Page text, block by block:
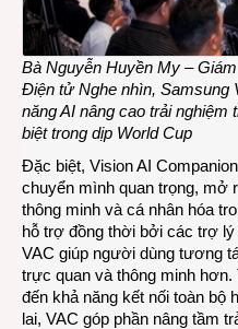
Bà Nguyễn Huyền My –
Điện tử Nghe nhìn, Samsung
năng AI nâng cao trải
biệt trong dịp World Cup
Đặc biệt, Vision AI
chuyển mình quan trọng, mở
thông minh và cá nhân hóa
hỗ trợ đồng thời bởi các trợ
VAC giúp người dùng tương
trực quan và thông minh
đến khả năng kết nối toàn bộ
lai, VAC góp phần nâng tầm